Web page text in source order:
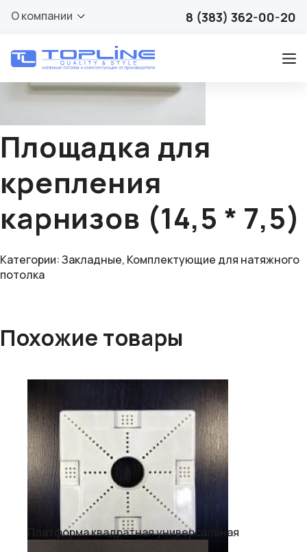
О компании 8 (383) 362-00-20
Площадка для
крепления
карнизов (14,5 * 7,5)
Категории:Закладные, Комплектующие для натяжного
потолка
Похожие товары
Платформа квадратная универсальная